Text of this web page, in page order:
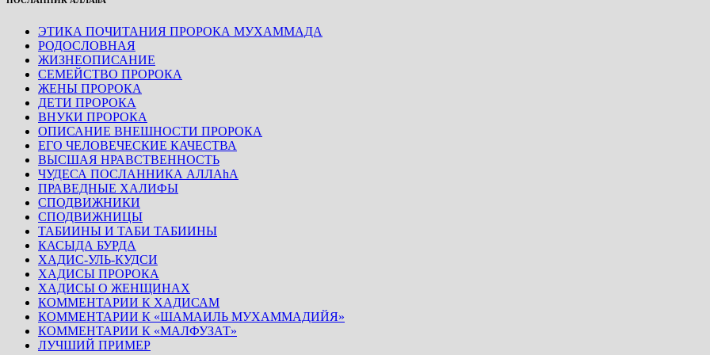
ЭТИКА ПОЧИТАНИЯ ПРОРОКА МУХАММАДА
РОДОСЛОВНАЯ
ЖИЗНЕОПИСАНИЕ
СЕМЕЙСТВО ПРОРОКА
ЖЕНЫ ПРОРОКА
ДЕТИ ПРОРОКА
ВНУКИ ПРОРОКА
ОПИСАНИЕ ВНЕШНОСТИ ПРОРОКА
ЕГО ЧЕЛОВЕЧЕСКИЕ КАЧЕСТВА
ВЫСШАЯ НРАВСТВЕННОСТЬ
ЧУДЕСА ПОСЛАННИКА АЛЛАhА
ПРАВЕДНЫЕ ХАЛИФЫ
СПОДВИЖНИКИ
СПОДВИЖНИЦЫ
ТАБИИНЫ И ТАБИ ТАБИИНЫ
КАСЫДА БУРДА
ХАДИС-УЛЬ-КУДСИ
ХАДИСЫ ПРОРОКА
ХАДИСЫ О ЖЕНЩИНАХ
КОММЕНТАРИИ К ХАДИСАМ
КОММЕНТАРИИ К «ШАМАИЛЬ МУХАММАДИЙЯ»
КОММЕНТАРИИ К «МАЛФУЗАТ»
ЛУЧШИЙ ПРИМЕР